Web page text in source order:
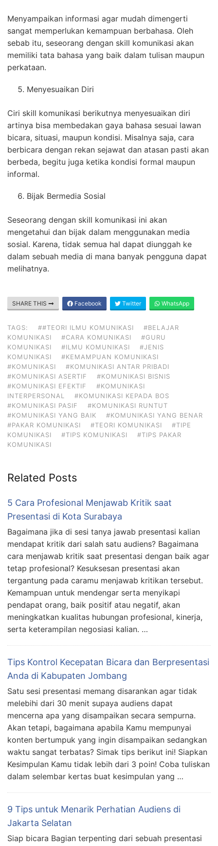
Menyampaikan informasi agar mudah dimengerti
sangat memperlukan kemampuan berbahasa. Oleh
sebab itu, seseorang dengan skill komunikasi akan
memiliki tata bahasa yang baik dalam tulisan maupun
perkataan.
Menyesuaikan Diri
Ciri skill komunikasi berikutnya menyesuaikan diri
artinya bisa membedakan gaya bahasa sesuai lawan
bicara, situasi, maupun kondisi. Misalnya saja, cara
berbicara dengan rekan sejawat dan atasan pasti akan
berbeda, begitu juga ketika kondisi formal maupun
informal.
Bijak Bermedia Sosial
Seseorang dengan skill komunikasi ini akan
mengetahui dan bijak dalam menggunakan media
sosial. Karena, tidak semua hal dapat diunggah ke
dalam sebuah media di mana banyak pengguna dapat
melihatnya.
SHARE THIS Facebook Twitter WhatsApp
TAGS: ##TEORI ILMU KOMUNIKASI
#BELAJAR
KOMUNIKASI
#CARA KOMUNIKASI
#GURU
KOMUNIKASI
#ILMU KOMUNIKASI
#JENIS
KOMUNIKASI
#KEMAMPUAN KOMUNIKASI
#KOMUNIKASI
#KOMUNIKASI ANTAR PRIBADI
#KOMUNIKASI ASERTIF
#KOMUNIKASI BISNIS
#KOMUNIKASI EFEKTIF
#KOMUNIKASI
INTERPERSONAL
#KOMUNIKASI KEPADA BOS
#KOMUNIKASI PASIF
#KOMUNIKASI RUNTUT
#KOMUNIKASI YANG BAIK
#KOMUNIKASI YANG BENAR
#PAKAR KOMUNIKASI
#TEORI KOMUNIKASI
#TIPE
KOMUNIKASI
#TIPS KOMUNIKASI
#TIPS PAKAR
KOMUNIKASI
Related Posts
5 Cara Profesional Menjawab Kritik saat
Presentasi di Kota Surabaya
Bagaimana jika di sesi tanya jawab presentasi kalian
mendapat kritik dari salah satu audiens? Bagaimana
cara menjawab kritik saat presentasi dengan baik agar
tetap profesional? Kesuksesan presentasi akan
tergantung pada caramu menjawab kritikan tersebut.
Kemampuan untuk mendengar serta menyikapi
pendapat orang, baik positif atau negatif, akan
meningkatkan kualitas hubungan profesional, kinerja,
serta keterampilan negosiasi kalian. …
Tips Kontrol Kecepatan Bicara dan Berpresentasi
Anda di Kabupaten Jombang
Satu sesi presentasi memang disarankan agar tidak
melebihi dari 30 menit supaya audiens dapat
mencerna apa yang disampaikan secara sempurna.
Akan tetapi, bagaimana apabila Kamu mempunyai
konten bertumpuk yang ingin disampaikan sedangkan
waktu sangat terbatas? Simak tips berikut ini! Siapkan
Kesimpulan Kamu tidak lebih dari 3 poin! Coba tuliskan
dalam selembar kertas buat kesimpulan yang …
9 Tips untuk Menarik Perhatian Audiens di
Jakarta Selatan
Siap bicara Bagian terpenting dari sebuah presentasi